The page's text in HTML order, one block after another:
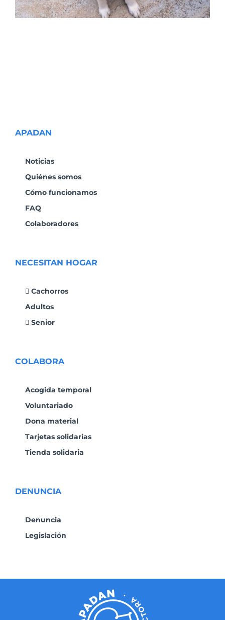
APADAN
Noticias
Quiénes somos
Cómo funcionamos
FAQ
Colaboradores
NECESITAN HOGAR
Cachorros
Adultos
Senior
COLABORA
Acogida temporal
Voluntariado
Dona material
Tarjetas solidarias
Tienda solidaria
DENUNCIA
Denuncia
Legislación